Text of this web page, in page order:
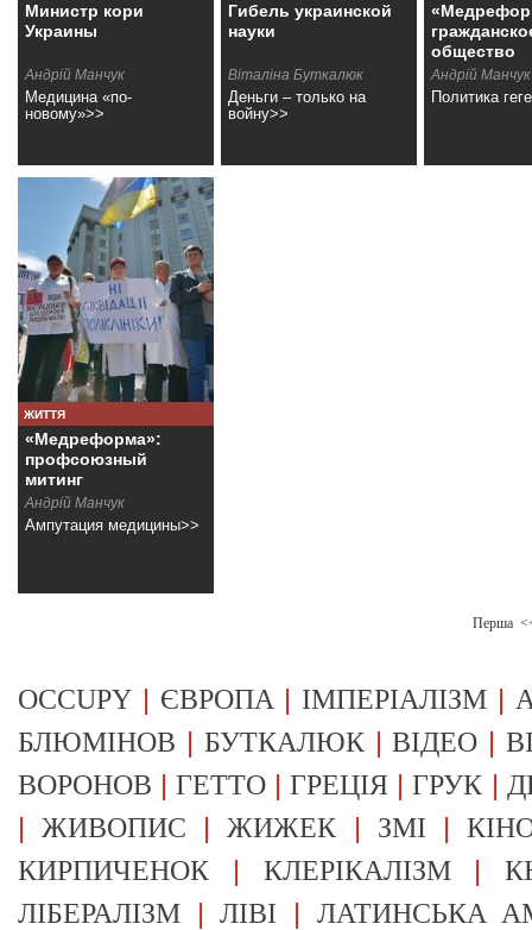
Министр кори
Украины
Андрій Манчук
Медицина «по-
новому»>>
Гибель украинской
науки
Віталіна Буткалюк
Деньги – только на
войну>>
общество
Андрій Манчук
Политика
ЖИТТЯ
«Медреформа»:
профсоюзный
митинг
Андрій Манчук
Ампутация медицины>>
Перша
OCCUPY | ЄВРОПА | ІМПЕРІАЛІЗМ |
БЛЮМІНОВ | БУТКАЛЮК|ВІДЕО |
ВОРОНОВ |ГЕТТО |ГРЕЦІЯ |ГРУК |
|ЖИВОПИС |ЖИЖЕК | ЗМІ |
КИРПИЧЕНОК | КЛЕРІКАЛІЗМ|
ЛІБЕРАЛІЗМ |ЛІВІ | ЛАТИНСЬКА